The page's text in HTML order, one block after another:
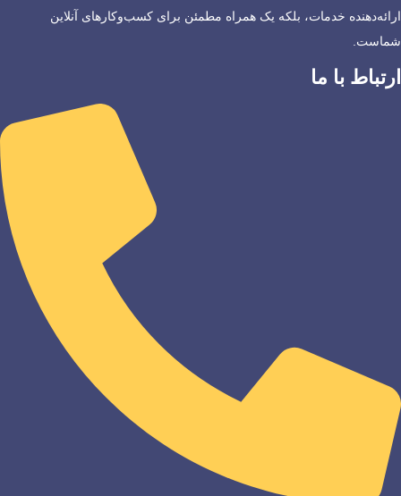
ارائه‌دهنده خدمات، بلکه یک همراه مطمئن برای کسب‌وکارهای آنلاین
شماست.
ارتباط با ما